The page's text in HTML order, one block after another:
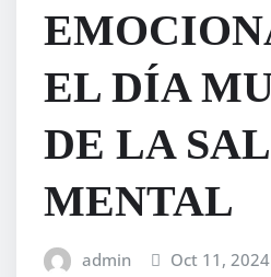
EL DÍA
DE LA
MENTAL
admin Oct 11, 2024